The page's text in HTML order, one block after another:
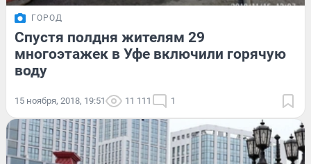
ГОРОД
Спустя полдня жителям 29
многоэтажек в Уфе включили горячую
воду
15 ноября, 2018, 19:51 11 111 1